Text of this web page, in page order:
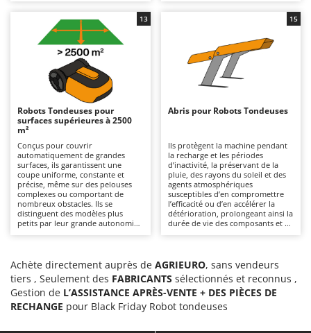
Charrues pour tracteur
Chaudrons électriques pour polenta
Cisailles à gazon à batterie
Cisailles taille-haies manuelles
Climatiseurs
Compresseurs d'air électriques
Coupe-bordures - Trimmers
Coupe-branches
Couveuses à œufs
Cultivateurs Tiller à ressorts - Extirpateurs
Débroussailleuses
Décompacteurs agricoles
Découpeurs plasma
Barbieri
Batavia
Benassi
Beper
Berkel
Bertolini Pumps
Besser Vacuum
Bestway
Beta tools
Black & Decker
BlackStone
Blue Bird
esthétique parfaite. Il est
recommandé de vérifier
périodiquement l’état des lames et
de les remplacer si nécessaire,
puis de les stocker à l’abri de
l’humidité et des intempéries
pendant l’hiver, tout en
maintenant la batterie chargée.
nécessitent une recharge régulière
et doivent être stockés dans des
environnements secs et à l’abri
des intempéries pendant l’hiver.
Robots Tondeuses pour
surfaces supérieures à 2500
m²
Conçus pour couvrir
automatiquement de grandes
surfaces, ils garantissent une
coupe uniforme, constante et
précise, même sur des pelouses
complexes ou comportant de
nombreux obstacles. Ils se
distinguent des modèles plus
petits par leur grande autonomie
temps consacré à l’entretien de la
pelouse. Pour l’entretien, il est
nécessaire de vérifier
régulièrement l’état des lames et
de les remplacer lorsqu’elles sont
usées, ainsi que de nettoyer
être stockés à l’abri de la pluie et
13
Abris pour Robots Tondeuses
Ils protègent la machine pendant
la recharge et les périodes
d’inactivité, la préservant de la
pluie, des rayons du soleil et des
agents atmosphériques
susceptibles d’en compromettre
l’efficacité ou d’en accélérer la
détérioration, prolongeant ainsi la
durée de vie des composants et de
dégagée des feuilles ou débris,
tout en la plaçant dans des zones
facilement accessibles par le robot
et proches du réseau électrique.
15
Achète directement auprès de AGRIEURO, sans vendeurs
tiers , Seulement des FABRICANTS sélectionnés et reconnus ,
Gestion de L’ASSISTANCE APRÈS-VENTE + DES PIÈCES DE
RECHANGE pour Black Friday Robot tondeuses